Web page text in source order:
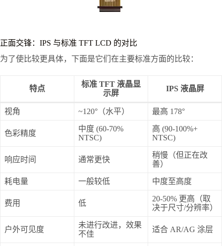
正面交锋：IPS 与标准 TFT LCD 的对比
为了使比较更具体，下面是它们在主要标准方面的比较：
特点
标准 TFT 液晶显
示屏
IPS 液晶屏
视角 ~120°（水平） 最高 178°
色彩精度
中度 (60-70%
NTSC)
高 (90-100%+
NTSC)
响应时间 通常更快
稍慢（但正在改
善）
耗电量 一般较低 中度至高度
费用 低
20-50% 更高（取
决于尺寸/分辨率）
户外可见度
未进行改进，效果
不佳
适合 AR/AG 涂层